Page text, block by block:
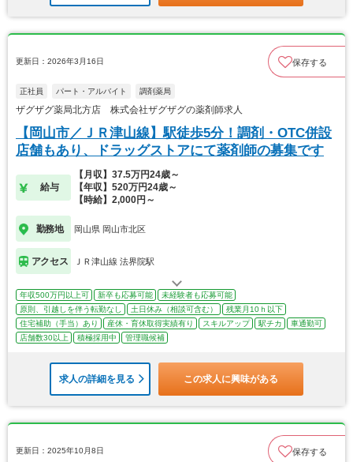
更新日：2026年3月16日 保存する
正社員 パート・アルバイト 調剤薬局
ザグザグ薬局北方店 株式会社ザグザグの薬剤師求人
【岡山市／ＪＲ津山線】駅徒歩5分！調剤・OTC併設
店舗もあり、ドラッグストアにて薬剤師の募集です
給与
【月収】37.5万円24歳～
【年収】520万円24歳～
【時給】2,000円～
勤務地 岡山県 岡山市北区
アクセス ＪＲ津山線 法界院駅
年収500万円以上可 新卒も応募可能
未経験者も応募可能
原則、引越しを伴う転勤なし
土日休み（相談可含む）
残業月10ｈ以下
住宅補助（手当）あり
産休・育休取得実績有り スキルアップ 駅チカ
車通勤可
店舗数30以上
積極採用中 管理職候補
求人の詳細を見る この求人に興味がある
更新日：2025年10月8日 保存する